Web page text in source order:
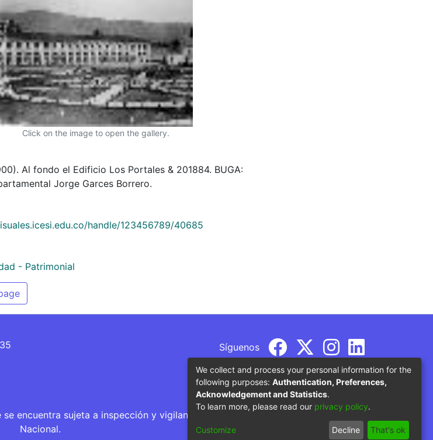
Click on the image to open the gallery.
Al fondo el Edificio Los Portales & 201884. BUGA:
Jorge Garces Borrero.
handle/123456789/40685
- Patrimonial
Síguenos
encuentra sujeta a inspección y vigilancia por parte del Ministerio de Educación
Nacional.
We collect and process your personal information for the
following purposes: Authentication, Preferences,
Acknowledgement and Statistics.
To learn more, please read our privacy policy.
Customize Decline That's ok